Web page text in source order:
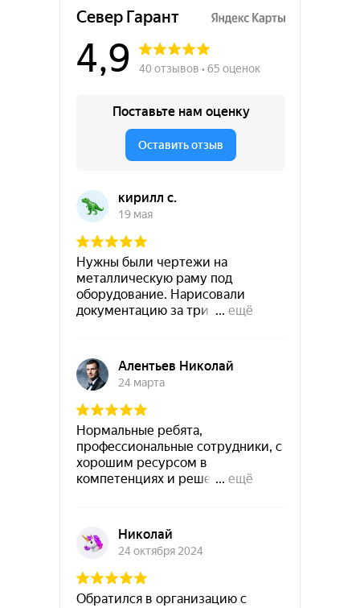
Работаем с любыми
объёмами
Просто отправьте заявку
Победители
Worldskills Hi-tech
Высокотехнологичные
отрасли промышленности